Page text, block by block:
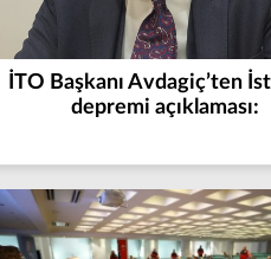
İTO Başkanı Avdagiç’ten
depremi açıklaması: